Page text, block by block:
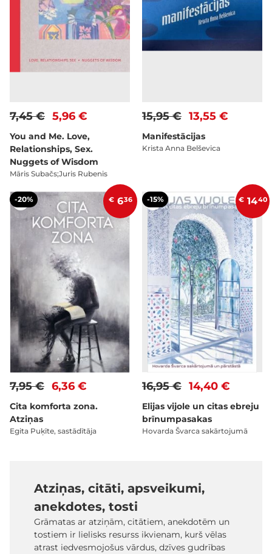
5,96 €
7,45 €
You and Me. Love,
Relationships, Sex.
Nuggets of Wisdom
Māris Subačs;Juris Rubenis
13,55 €
15,95 €
Manifestācijas
Krista Anna Belševica
-20% € 636
6,36 €
7,95 €
Cita komforta zona.
Atziņas
Egita Puķīte, sastādītāja
-15% € 1440
14,40 €
16,95 €
Elijas vijole un citas ebreju
brīnumpasakas
Hovarda Švarca sakārtojumā
Atziņas, citāti, apsveikumi,
anekdotes, tosti
Grāmatas ar atziņām, citātiem, anekdotēm un
tostiem ir lielisks resurss ikvienam, kurš vēlas
atrast iedvesmojošus vārdus, dzīves gudrības